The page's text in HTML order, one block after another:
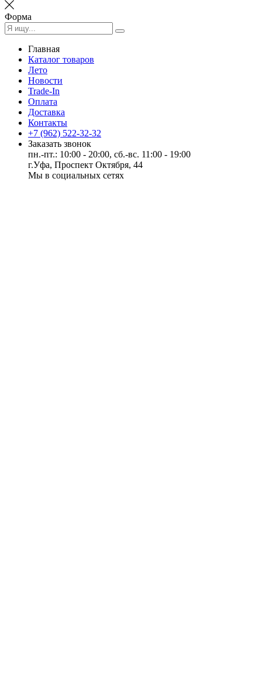
Форма
Главная
Каталог товаров
Лето
Новости
Trade-In
Оплата
Доставка
Контакты
+7 (962) 522-32-32
Заказать звонок
пн.-пт.: 10:00 - 20:00, сб.-вс. 11:00 - 19:00
г.Уфа, Проспект Октября, 44
Мы в социальных сетях